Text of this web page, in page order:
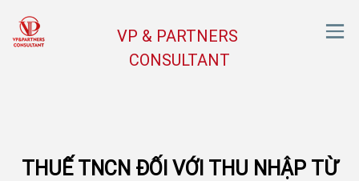
VP & PARTNERS
CONSULTANT
THUẾ TNCN ĐỐI VỚI THU NHẬP TỪ